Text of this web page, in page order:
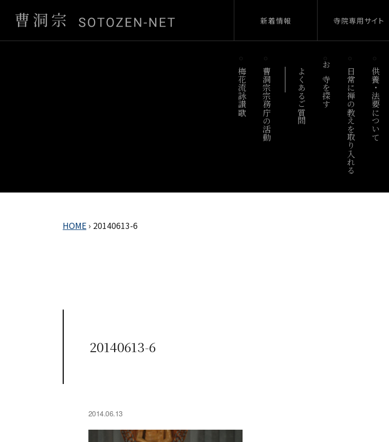
新着情報 寺院専用サイト
梅花流詠讃歌 曹洞宗宗務庁の活動 よくあるご質問 お寺を探す 日常に禅の教えを取り入れる 供養・法要について
HOME › 20140613-6
20140613-6
2014.06.13